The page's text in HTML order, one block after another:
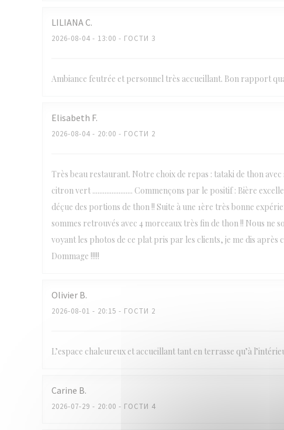
LILIANAC
2026-08-04 - 13:00 - ГОСТИ 3
Ambiance feutrée et personnel très accueillant. Bon rapport
Elisabeth F
2026-08-04 - 20:00 - ГОСТИ 2
Très beau restaurant. Notre choix de repas : tataki de thon
citron vert ....................... Commençons par le positif : Bière
déçue des portions de thon !! Suite à une 1ère très bonne
sommes retrouvés avec 4 morceaux très fin de thon !! Nous ne
voyant les photos de ce plat pris par les clients, je me dis après
Dommage !!!!!
Olivier B
2026-08-01 - 20:15 - ГОСТИ 2
L’espace chaleureux et accueillant tant en terrasse qu’à
Carine B
2026-07-29 - 20:00 - ГОСТИ 4